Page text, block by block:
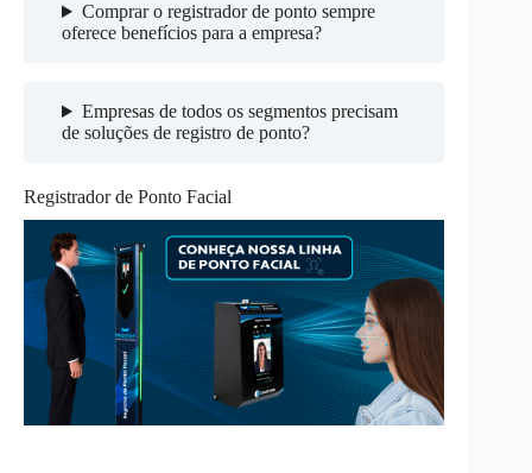
Comprar o registrador de ponto sempre
oferece benefícios para a empresa?
Empresas de todos os segmentos precisam
de soluções de registro de ponto?
Registrador de Ponto Facial